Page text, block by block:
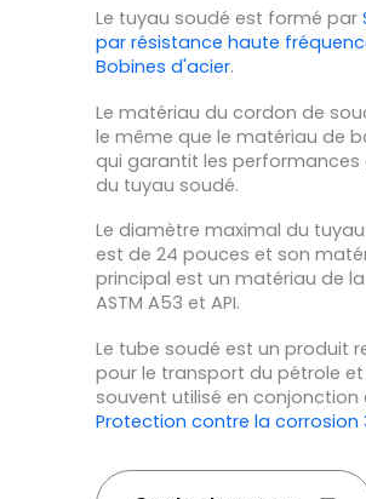
Le tuyau soudé est formé par
par résistance haute
Bobines d'acier.
Le matériau du cordon de
le même que le matériau de
qui garantit les performances
du tuyau soudé.
Le diamètre maximal du
est de 24 pouces et son
principal est un matériau de la
ASTM A53 et API.
Le tube soudé est un produit
pour le transport du pétrole
souvent utilisé en conjonction
Protection contre la corrosion